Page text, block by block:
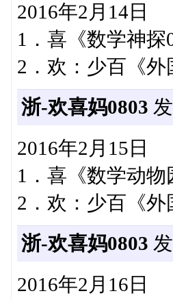
2016年2月14日
1．喜《数学神探
2．欢：少百《
浙-欢喜妈0803
2016年2月15日
1．喜《数学动物
2．欢：少百《
浙-欢喜妈0803
2016年2月16日